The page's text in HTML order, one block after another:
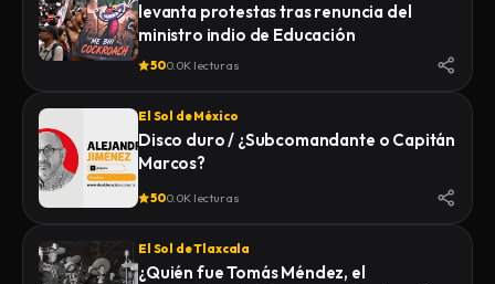
levanta protestas tras renuncia del
ministro indio de Educación
500.0K lecturas
El Sol de México
Disco duro / ¿Subcomandante o Capitán
Marcos?
500.0K lecturas
El Sol de Tlaxcala
¿Quién fue Tomás Méndez, el